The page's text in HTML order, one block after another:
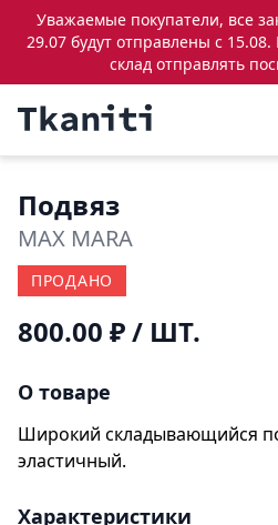
Уважаемые покупатели, все
29.07 будут отправлены с
склад отправлять
Подвяз
MAX MARA
ПРОДАНО
800.00 ₽/ ШТ.
О товаре
Широкий складывающийся
эластичный.
Характеристики